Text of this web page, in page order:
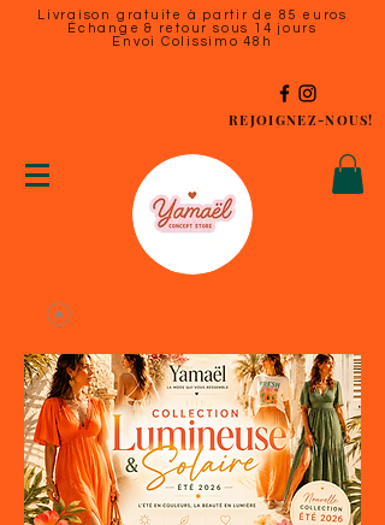
Livraison gratuite à partir de 85 euros
Échange & retour sous 14 jours
Envoi Colissimo 48h
REJOIGNEZ-NOUS!